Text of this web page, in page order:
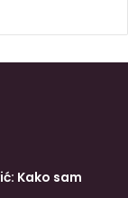
Kako sam